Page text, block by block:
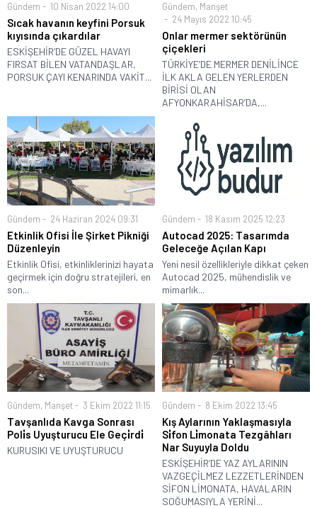
Gündem 10 Nisan 2022 14:00
Sıcak havanın keyfini Porsuk
kıyısında çıkardılar
ESKİŞEHİR’DE GÜZEL HAVAYI
FIRSAT BİLEN VATANDAŞLAR,
PORSUK ÇAYI KENARINDA VAKİT...
Gündem, Manşet
24 Mayıs 2022 10:45
Onlar mermer sektörünün
çiçekleri
TÜRKİYE’DE MERMER DENİLİNCE
İLK AKLA GELEN YERLERDEN
BİRİSİ OLAN
AFYONKARAHİSAR’DA,...
Gündem 24 Haziran 2024 09:31
Etkinlik Ofisi İle Şirket Pikniği
Düzenleyin
Etkinlik Ofisi, etkinliklerinizi hayata
geçirmek için doğru stratejileri, en
son...
Gündem 18 Kasım 2025 12:23
Autocad 2025: Tasarımda
Geleceğe Açılan Kapı
Yeni nesil özellikleriyle dikkat çeken
Autocad 2025, mühendislik ve
mimarlık...
Gündem, Manşet 3 Ekim 2022 11:15
Tavşanlıda Kavga Sonrası
Poli̇s Uyuşturucu Ele Geçi̇rdi̇
KURUSIKI VE UYUŞTURUCU
Gündem 8 Ekim 2022 13:45
Kış Aylarının Yaklaşmasıyla
Si̇fon Li̇monata Tezgâhları
Nar Suyuyla Doldu
ESKİŞEHİR’DE YAZ AYLARININ
VAZGEÇİLMEZ LEZZETLERİNDEN
SİFON LİMONATA, HAVALARIN
SOĞUMASIYLA YERİNİ...